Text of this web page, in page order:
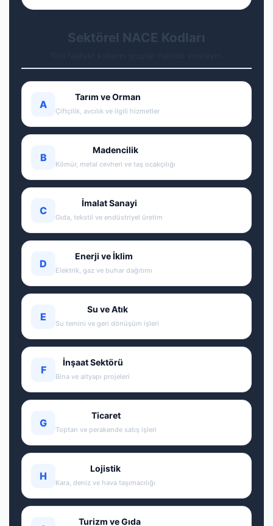
Sektörel NACE Kodları
A
Tarım ve Orman
Çiftçilik, avcılık ve ilgili hizmetler
B
Madencilik
Kömür, metal cevheri ve taş ocakçılığı
C
İmalat Sanayi
Gıda, tekstil ve endüstriyel üretim
D
Enerji ve İklim
Elektrik, gaz ve buhar dağıtımı
E
Su ve Atık
Su temini ve geri dönüşüm işleri
F
İnşaat Sektörü
Bina ve altyapı projeleri
G
Ticaret
Toptan ve perakende satış işleri
H
Lojistik
Kara, deniz ve hava taşımacılığı
Turizm ve Gıda